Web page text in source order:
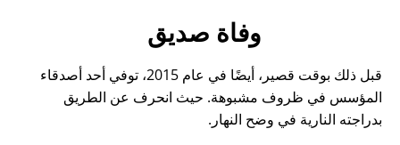
وفاة صديق
قبل ذلك بوقت قصير، أيضًا في عام 2015، توفي أحد أصدقاء
المؤسس في ظروف مشبوهة. حيث انحرف عن الطريق
بدراجته النارية في وضح النهار.